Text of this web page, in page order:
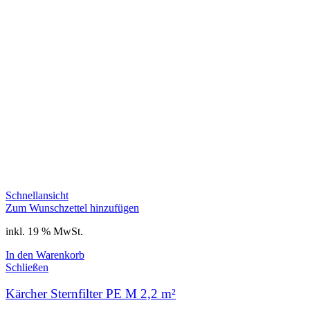
Schnellansicht
Zum Wunschzettel hinzufügen
inkl. 19 % MwSt.
In den Warenkorb
Schließen
Kärcher Sternfilter PE M 2,2 m²